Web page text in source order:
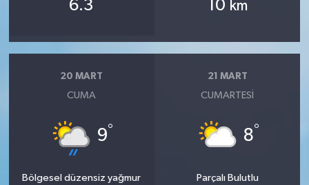
6.3 10 km
20 MART
CUMA
9°
Bölgesel düzensiz yağmur
21 MART
CUMARTESI
8°
Parçalı Bulutlu